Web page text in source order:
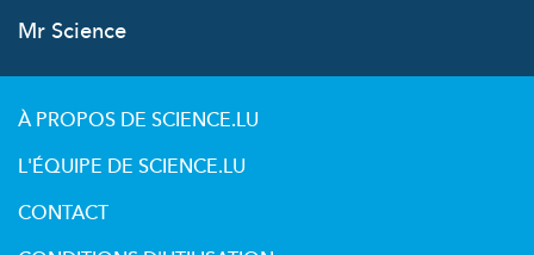
Mr Science
À PROPOS DE SCIENCE.LU
L'ÉQUIPE DE SCIENCE.LU
CONTACT